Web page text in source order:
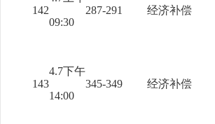
142
09:30
287-291 经济补偿
143
4.7下午
14:00
345-349 经济补偿